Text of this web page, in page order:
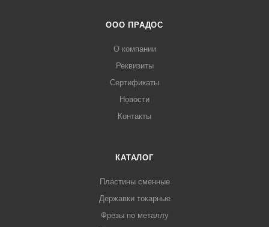
ООО ПРАДОС
О компании
Реквизиты
Сертификаты
Новости
Контакты
КАТАЛОГ
Пластины сменные
Державки токарные
Фрезы по металлу